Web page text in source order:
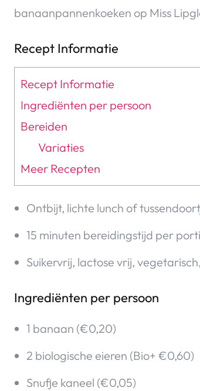
banaanpannenkoeken op Miss
Recept Informatie
Recept Informatie
Ingrediënten per persoon
Bereiden
Variaties
Meer Recepten
Ontbijt, lichte lunch of
15 minuten bereidingstijd per
Suikervrij, lactose vrij,
Ingrediënten per persoon
1 banaan (€0,20)
2 biologische eieren (Bio+ €0,60)
Snufje kaneel (€0,05)